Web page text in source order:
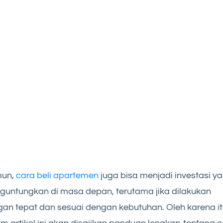
cara beli apartemen juga bisa menjadi investasi
di masa depan, terutama jika dilakukan
tepat dan sesuai dengan kebutuhan. Oleh karena